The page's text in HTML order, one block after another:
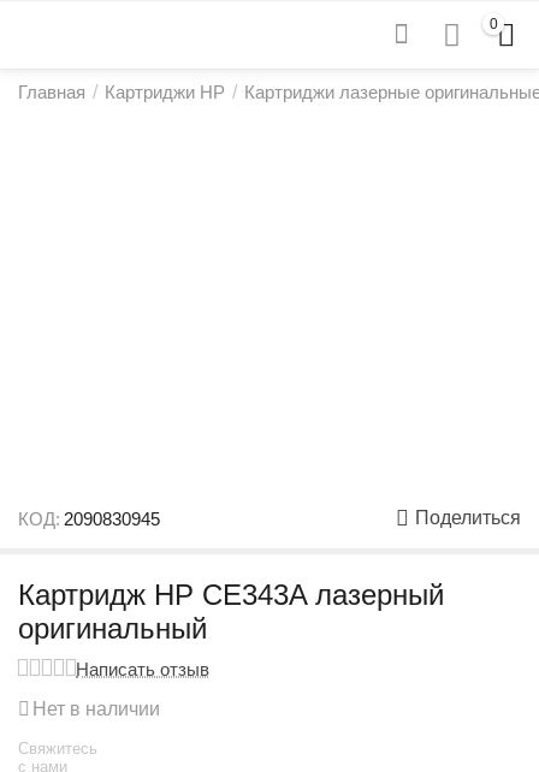
0
Главная / Картриджи HP / Картриджи лазерные
КОД: 2090830945 Поделиться
Картридж HP CE343A лазерный
оригинальный
Написать отзыв
Нет в наличии
Свяжитесь
с нами